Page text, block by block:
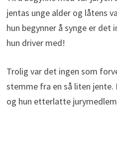
jentas unge alder og låtens
hun begynner å synge er det
hun driver med!
Trolig var det ingen som
stemme fra en så liten
og hun etterlatte